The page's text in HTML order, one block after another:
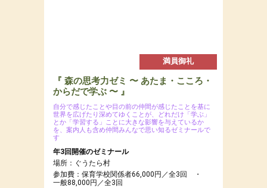
満員御礼
『 森の思考力ゼミ 〜 あたま・こころ・
からだで学ぶ 〜 』
自分で感じたことや目の前の仲間が感じたことを基に
世界を広げたり深めてゆくことが、どれだけ「学ぶ」
とか「学習する」ことに大きな影響を与えているか
を、案内人も含め仲間みんなで思い知るゼミナールで
す
年3回開催のゼミナール
場所：ぐうたら村
参加費：保育学校関係者66,000円／全3回 ・
一般88,000円／全3回